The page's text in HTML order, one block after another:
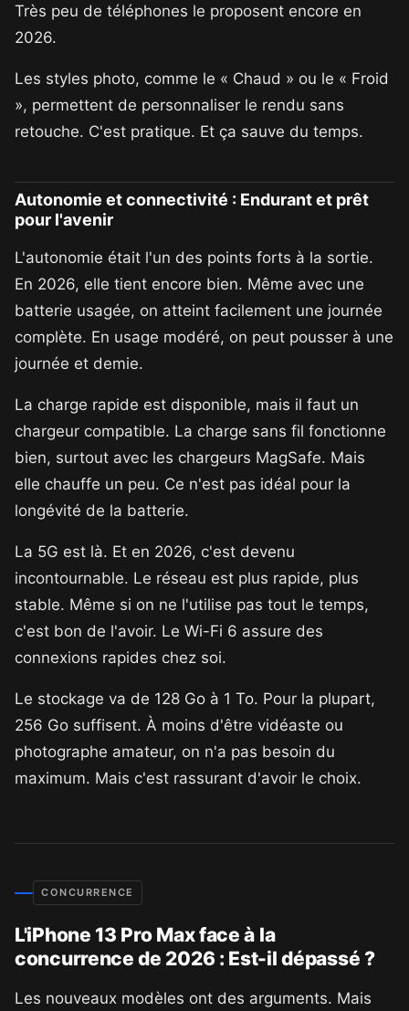
Très peu de téléphones le proposent encore en
2026.
Les styles photo, comme le « Chaud » ou le « Froid
», permettent de personnaliser le rendu sans
retouche. C'est pratique. Et ça sauve du temps.
Autonomie et connectivité : Endurant et prêt
pour l'avenir
L'autonomie était l'un des points forts à la sortie.
En 2026, elle tient encore bien. Même avec une
batterie usagée, on atteint facilement une journée
complète. En usage modéré, on peut pousser à une
journée et demie.
La charge rapide est disponible, mais il faut un
chargeur compatible. La charge sans fil fonctionne
bien, surtout avec les chargeurs MagSafe. Mais
elle chauffe un peu. Ce n'est pas idéal pour la
longévité de la batterie.
La 5G est là. Et en 2026, c'est devenu
incontournable. Le réseau est plus rapide, plus
stable. Même si on ne l'utilise pas tout le temps,
c'est bon de l'avoir. Le Wi-Fi 6 assure des
connexions rapides chez soi.
Le stockage va de 128 Go à 1 To. Pour la plupart,
256 Go suffisent. À moins d'être vidéaste ou
photographe amateur, on n'a pas besoin du
maximum. Mais c'est rassurant d'avoir le choix.
CONCURRENCE
L'iPhone 13 Pro Max face à la
concurrence de 2026 : Est-il dépassé ?
Les nouveaux modèles ont des arguments. Mais